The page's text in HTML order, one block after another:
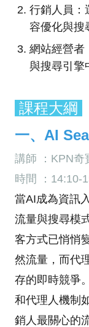
行銷人員：
容優化與搜
網站經營者
與搜尋引擎
課程大綱
一、AI
講師 ：KPN奇
時間 ：14:10-
當AI成為資訊
流量與搜尋模
客方式已悄悄
然流量，而代
存的即時競爭
和代理人機制
銷人最關心的